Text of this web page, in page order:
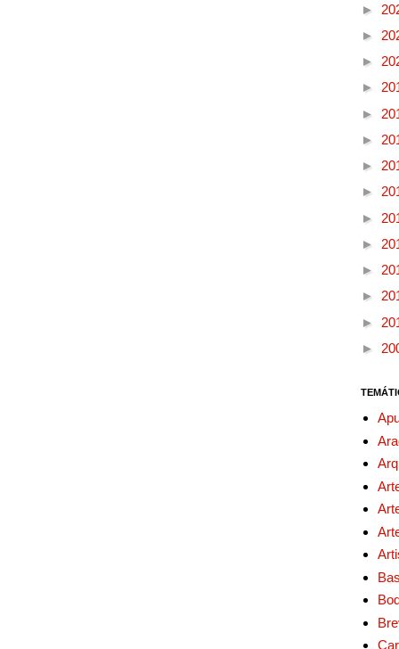
►
►
►
►
►
►
►
►
►
►
►
►
►
►